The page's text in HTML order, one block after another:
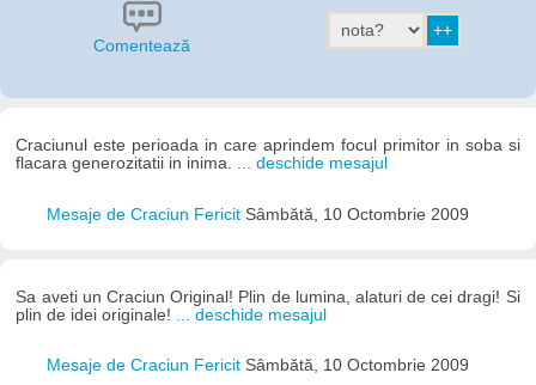
Comentează
Craciunul este perioada in care aprindem focul primitor in soba si
flacara generozitatii in inima. ... deschide mesajul
Mesaje de Craciun Fericit Sâmbătă, 10 Octombrie 2009
Sa aveti un Craciun Original! Plin de lumina, alaturi de cei dragi! Si
plin de idei originale! ... deschide mesajul
Mesaje de Craciun Fericit Sâmbătă, 10 Octombrie 2009